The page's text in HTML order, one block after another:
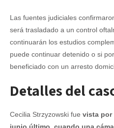
Las fuentes judiciales
será trasladado a un control
continuarán los estudios
puede continuar detenido o si
beneficiado con un arresto
Detalles del
Cecilia Strzyzowski fue vista por